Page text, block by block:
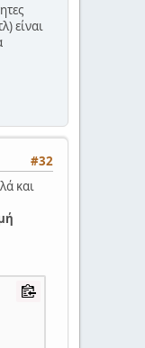
είναι
#32
και